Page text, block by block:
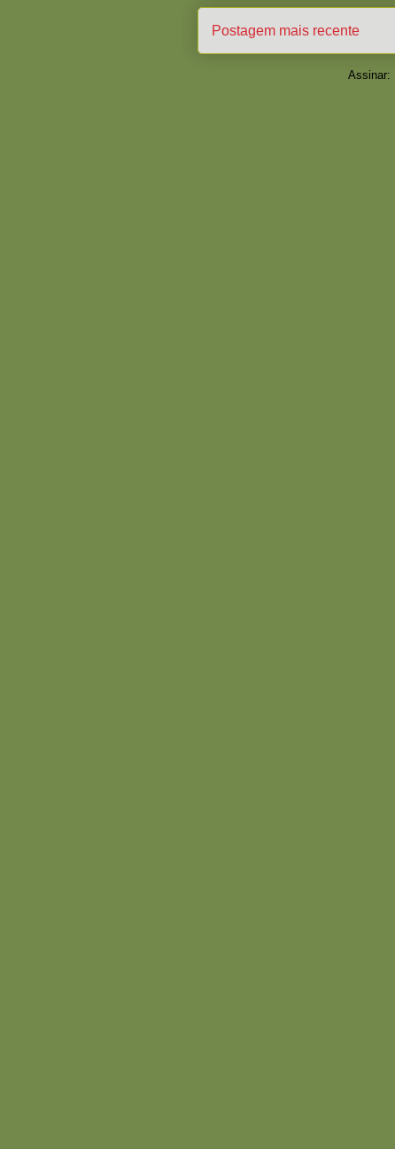
Postagem mais recente
Assinar: